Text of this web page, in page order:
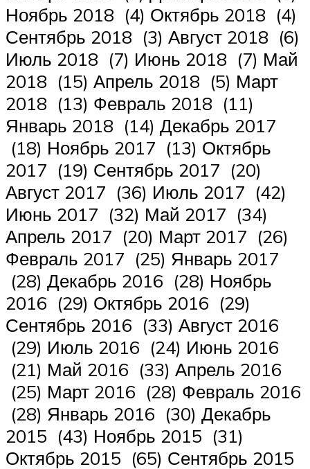
Ноябрь 2018 (4) Октябрь 2018 (4)
Сентябрь 2018 (3) Август 2018 (6)
Июль 2018 (7) Июнь 2018 (7) Май
2018 (15) Апрель 2018 (5) Март
2018 (13) Февраль 2018 (11)
Январь 2018 (14) Декабрь 2017
(18) Ноябрь 2017 (13) Октябрь
2017 (19) Сентябрь 2017 (20)
Август 2017 (36) Июль 2017 (42)
Июнь 2017 (32) Май 2017 (34)
Апрель 2017 (20) Март 2017 (26)
Февраль 2017 (25) Январь 2017
(28) Декабрь 2016 (28) Ноябрь
2016 (29) Октябрь 2016 (29)
Сентябрь 2016 (33) Август 2016
(29) Июль 2016 (24) Июнь 2016
(21) Май 2016 (33) Апрель 2016
(25) Март 2016 (28) Февраль 2016
(28) Январь 2016 (30) Декабрь
2015 (43) Ноябрь 2015 (31)
Октябрь 2015 (65) Сентябрь 2015